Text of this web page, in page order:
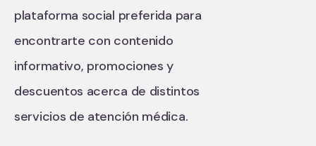
plataforma social preferida para
encontrarte con contenido
informativo, promociones y
descuentos acerca de distintos
servicios de atención médica.